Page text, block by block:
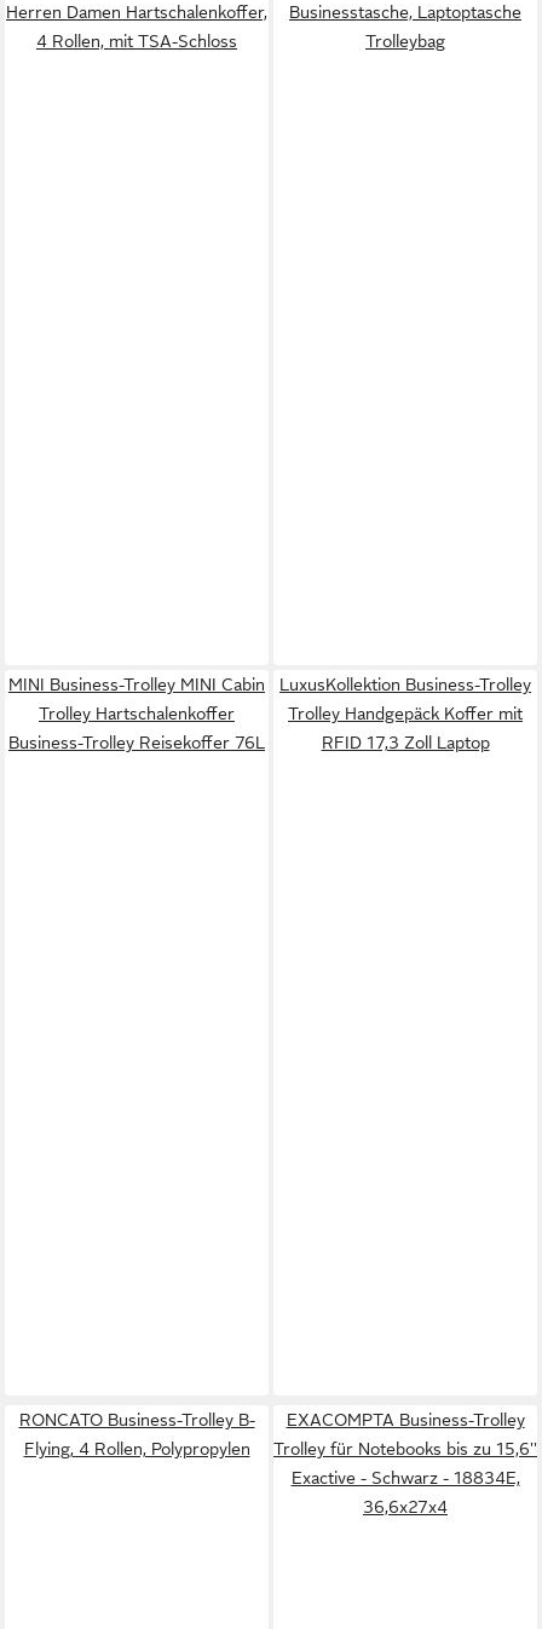
Herren Damen Hartschalenkoffer,
4 Rollen, mit TSA-Schloss
Businesstasche, Laptoptasche
Trolleybag
MINI Business-Trolley MINI Cabin
Trolley Hartschalenkoffer
Business-Trolley Reisekoffer 76L
LuxusKollektion Business-Trolley
Trolley Handgepäck Koffer mit
RFID 17,3 Zoll Laptop
RONCATO Business-Trolley B-
Flying, 4 Rollen, Polypropylen
EXACOMPTA Business-Trolley
Trolley für Notebooks bis zu 15,6''
Exactive - Schwarz - 18834E,
36,6x27x4